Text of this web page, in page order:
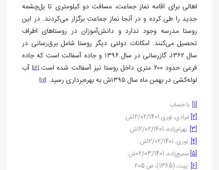
اهالی برای اقامه نماز جماعت، مسافت دو کیلومتری تا یل‌چشمه
جدید را طی کرده و در آنجا نماز جماعت برگزار می‌کردند. در این
روستا مدرسه وجود ندارد و دانش‌آموزان در روستاهای اطراف
تحصیل می‌کنند. امکانات دولتی دیگر روستا شامل برق‌رسانی در
سال ۱۳۶۲، گازرسانی در سال ۱۳۹۶ و جاده آسفالت است که جاده
فرعی حدود ۲۰۰ متری داخل روستا نیز آسفالت شده است.
[16]
آب
لوله‌کشی در بهمن ماه سال ۱۳۹۵ش به بهره‌برداری رسید.
[17]
[1] با حساب
[2] مرادی، نوری 12/02/1401ش.
[3] بهرام‌زاده، 12/02/1401ش.
[4] نوری، 12/02/1401ش.
[5] سمیع‌زاده، 02/03/1401ش.
[6] ییت، (1365)، ص 205.